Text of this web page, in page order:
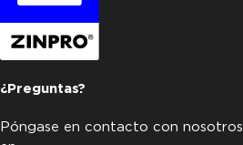
¿Preguntas?
Póngase en contacto con nosotros